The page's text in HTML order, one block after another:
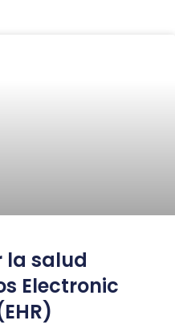
la salud
Electronic